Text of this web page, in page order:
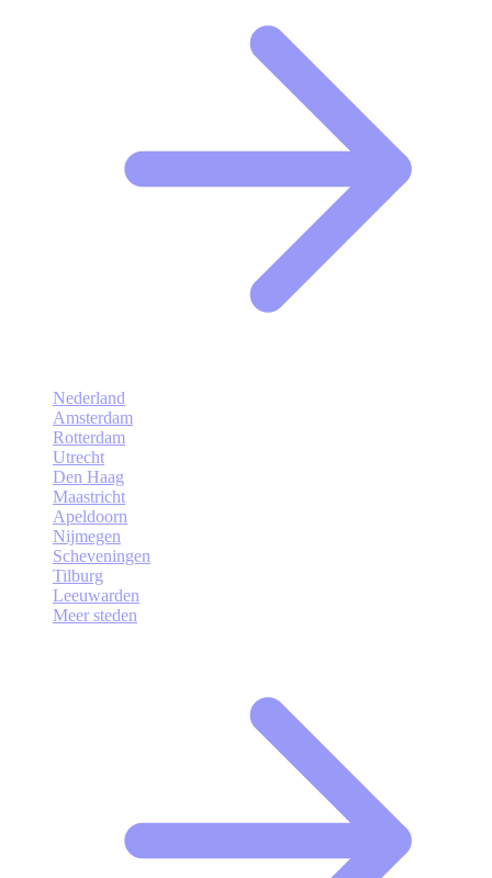
Nederland
Amsterdam
Rotterdam
Utrecht
Den Haag
Maastricht
Apeldoorn
Nijmegen
Scheveningen
Tilburg
Leeuwarden
Meer steden